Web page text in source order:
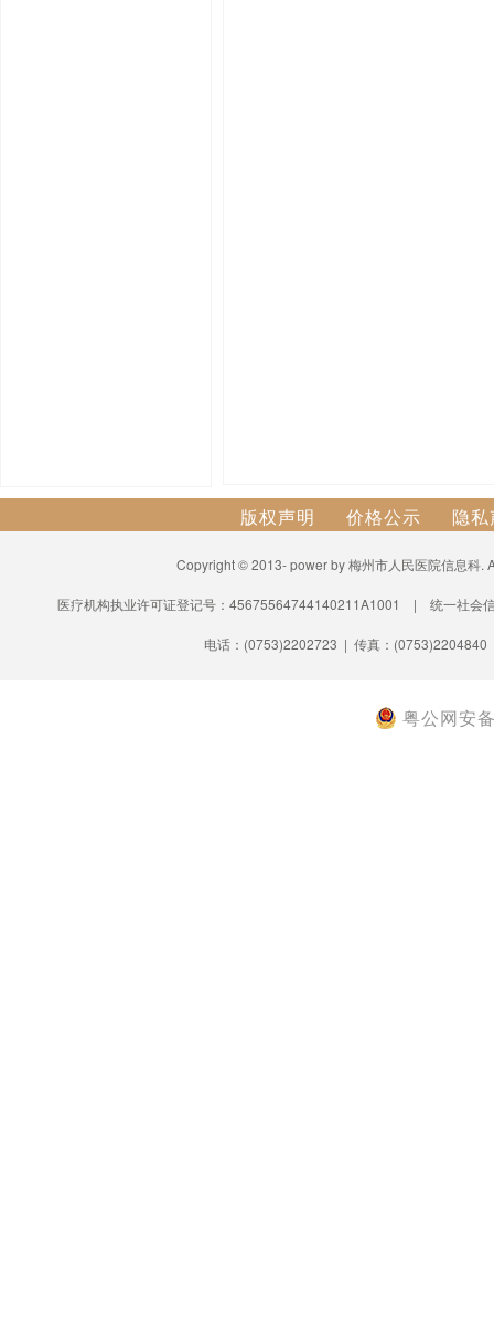
版权声明 价格公示 隐
Copyright © 2013- power by 梅州市人民医院信息科
医疗机构执业许可证登记号：45675564744140211A1001 | 统一社会
电话：(0753)2202723 | 传真：
粤公网安